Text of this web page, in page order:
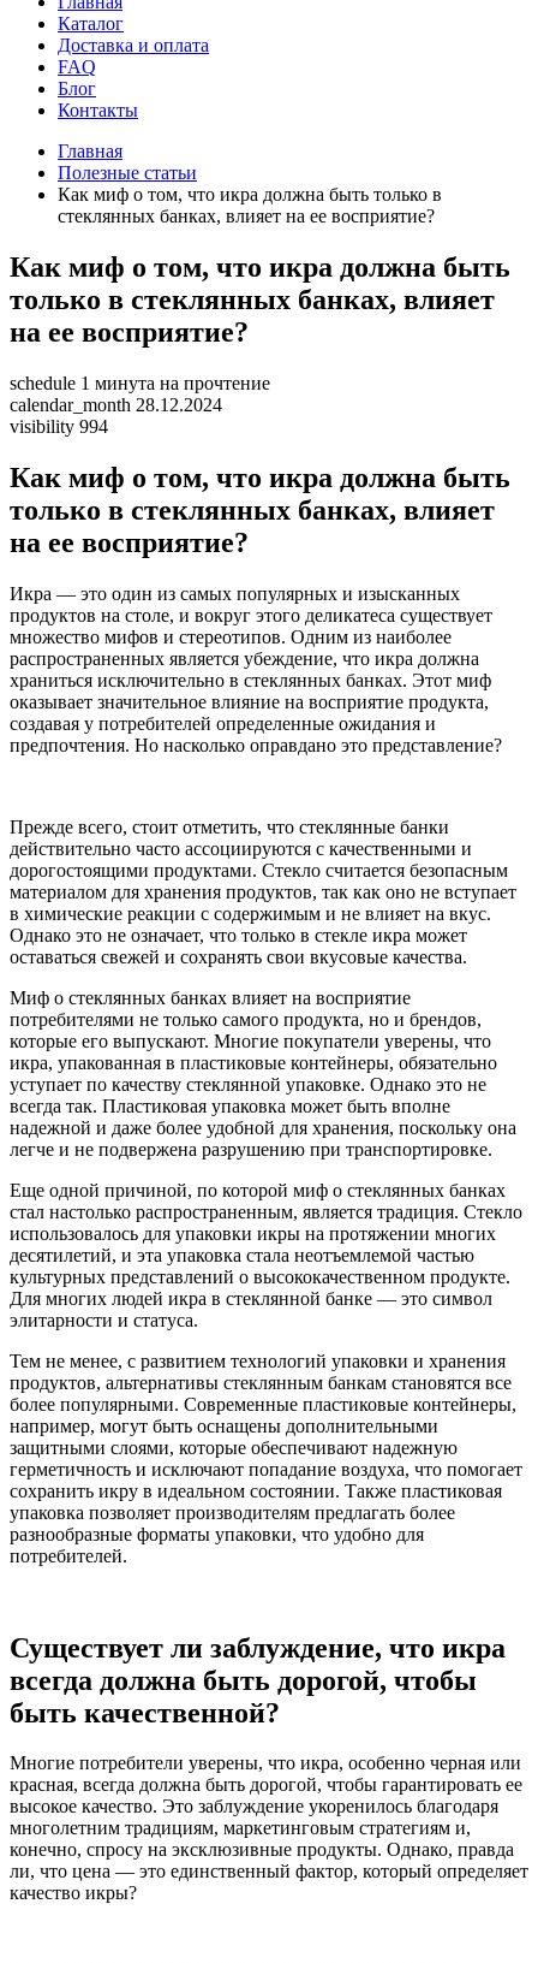
Каталог
Доставка и оплата
FAQ
Блог
Контакты
Главная
Полезные статьи
Как миф о том, что икра должна быть только в
стеклянных банках, влияет на ее восприятие?
Как миф о том, что икра должна быть
только в стеклянных банках, влияет
на ее восприятие?
schedule 1 минута на прочтение
calendar_month 28.12.2024
visibility 994
Как миф о том, что икра должна быть
только в стеклянных банках, влияет
на ее восприятие?
Икра — это один из самых популярных и изысканных
продуктов на столе, и вокруг этого деликатеса существует
множество мифов и стереотипов. Одним из наиболее
распространенных является убеждение, что икра должна
храниться исключительно в стеклянных банках. Этот миф
оказывает значительное влияние на восприятие продукта,
создавая у потребителей определенные ожидания и
предпочтения. Но насколько оправдано это представление?
Прежде всего, стоит отметить, что стеклянные банки
действительно часто ассоциируются с качественными и
дорогостоящими продуктами. Стекло считается безопасным
материалом для хранения продуктов, так как оно не вступает
в химические реакции с содержимым и не влияет на вкус.
Однако это не означает, что только в стекле икра может
оставаться свежей и сохранять свои вкусовые качества.
Миф о стеклянных банках влияет на восприятие
потребителями не только самого продукта, но и брендов,
которые его выпускают. Многие покупатели уверены, что
икра, упакованная в пластиковые контейнеры, обязательно
уступает по качеству стеклянной упаковке. Однако это не
всегда так. Пластиковая упаковка может быть вполне
надежной и даже более удобной для хранения, поскольку она
легче и не подвержена разрушению при транспортировке.
Еще одной причиной, по которой миф о стеклянных банках
стал настолько распространенным, является традиция. Стекло
использовалось для упаковки икры на протяжении многих
десятилетий, и эта упаковка стала неотъемлемой частью
культурных представлений о высококачественном продукте.
Для многих людей икра в стеклянной банке — это символ
элитарности и статуса.
Тем не менее, с развитием технологий упаковки и хранения
продуктов, альтернативы стеклянным банкам становятся все
более популярными. Современные пластиковые контейнеры,
например, могут быть оснащены дополнительными
защитными слоями, которые обеспечивают надежную
герметичность и исключают попадание воздуха, что помогает
сохранить икру в идеальном состоянии. Также пластиковая
упаковка позволяет производителям предлагать более
разнообразные форматы упаковки, что удобно для
потребителей.
Существует ли заблуждение, что икра
всегда должна быть дорогой, чтобы
быть качественной?
Многие потребители уверены, что икра, особенно черная или
красная, всегда должна быть дорогой, чтобы гарантировать ее
высокое качество. Это заблуждение укоренилось благодаря
многолетним традициям, маркетинговым стратегиям и,
конечно, спросу на эксклюзивные продукты. Однако, правда
ли, что цена — это единственный фактор, который определяет
качество икры?